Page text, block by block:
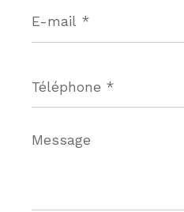
mail
*
*
Message
*